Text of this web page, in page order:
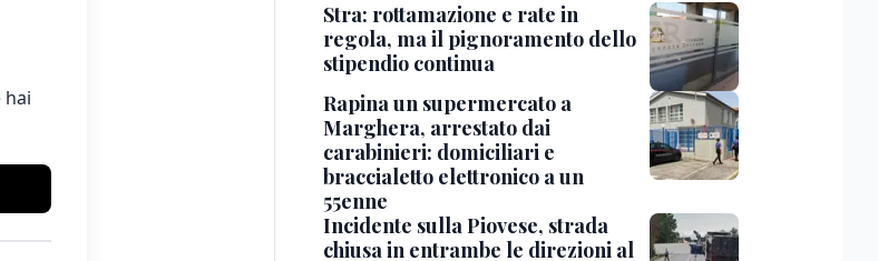
hai
Stra: rottamazione e rate in
regola, ma il pignoramento dello
stipendio continua
Rapina un supermercato a
Marghera, arrestato dai
carabinieri: domiciliari e
braccialetto elettronico a un
55enne
Incidente sulla Piovese, strada
chiusa in entrambe le direzioni al